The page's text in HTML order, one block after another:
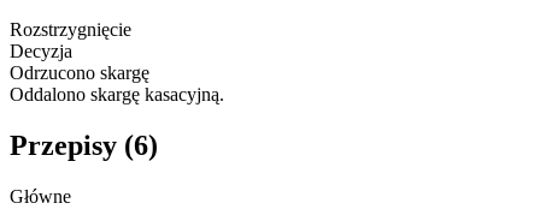
Rozstrzygnięcie
Decyzja
Odrzucono skargę
Oddalono skargę kasacyjną.
Przepisy (6)
Główne